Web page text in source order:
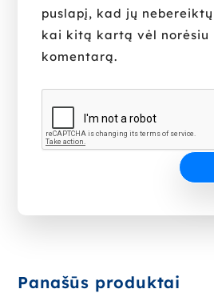
puslapį, kad jų
kai kitą kartą vėl norėsiu
komentarą.
Panašūs produktai